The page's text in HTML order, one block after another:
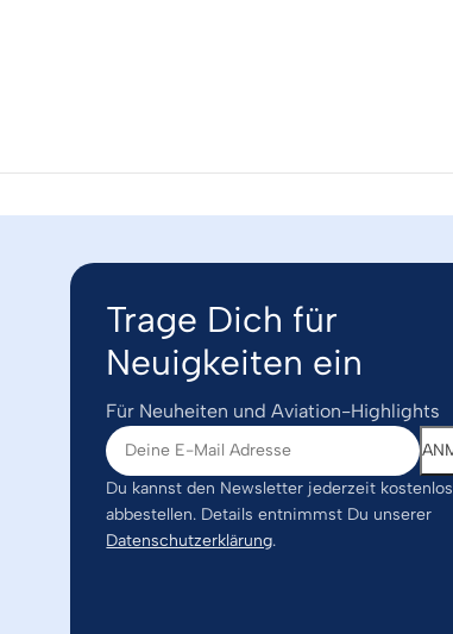
Trage Dich für
Neuigkeiten ein
Für Neuheiten und Aviation-Highlights
Du kannst den Newsletter jederzeit kostenlos
abbestellen. Details entnimmst Du unserer
Datenschutzerklärung.